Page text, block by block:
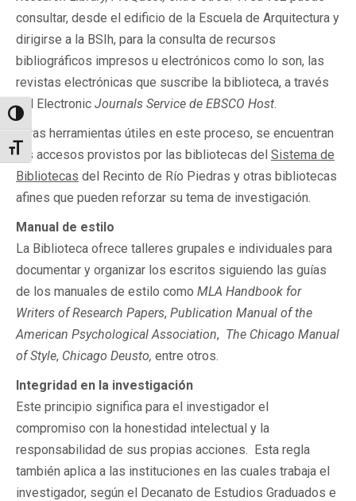
Alternar alto contraste
Alternar tamaño de letra
consultar, desde el edificio de la Escuela de Arquitectura y
dirigirse a la BSIh, para la consulta de recursos
bibliográficos impresos u electrónicos como lo son, las
revistas electrónicas que suscribe la biblioteca, a través
del Electronic Journals Service de EBSCO Host.
Otras herramientas útiles en este proceso, se encuentran
los accesos provistos por las bibliotecas del Sistema de
Bibliotecas del Recinto de Río Piedras y otras bibliotecas
afines que pueden reforzar su tema de investigación.
Manual de estilo
La Biblioteca ofrece talleres grupales e individuales para
documentar y organizar los escritos siguiendo las guías
de los manuales de estilo como MLA Handbook for
Writers of Research Papers, Publication Manual of the
American Psychological Association, The Chicago Manual
of Style, Chicago Deusto, entre otros.
Integridad en la investigación
Este principio significa para el investigador el
compromiso con la honestidad intelectual y la
responsabilidad de sus propias acciones. Esta regla
también aplica a las instituciones en las cuales trabaja el
investigador, según el Decanato de Estudios Graduados e